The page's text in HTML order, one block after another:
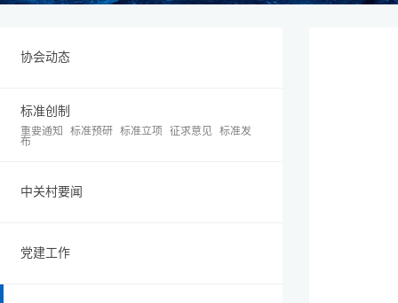
协会动态
标准创制
重要通知 标准预研 标准立项 征求意见 标准发
布
中关村要闻
党建工作